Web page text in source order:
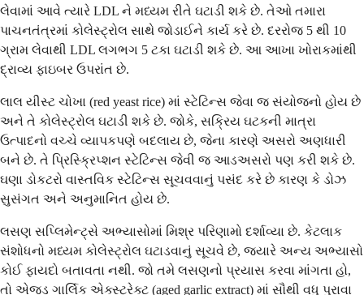
લેવામાં આવે ત્યારે LDL ને મધ્યમ રીતે ઘટાડી શકે છે. તેઓ તમારા
પાચનતંત્રમાં કોલેસ્ટ્રોલ સાથે જોડાઈને કાર્ય કરે છે. દરરોજ 5 થી 10
ગ્રામ લેવાથી LDL લગભગ 5 ટકા ઘટાડી શકે છે. આ આખા ખોરાકમાંથી
દ્રાવ્ય ફાઇબર ઉપરાંત છે.
લાલ યીસ્ટ ચોખા (red yeast rice) માં સ્ટેટિન્સ જેવા જ સંયોજનો હોય છે
અને તે કોલેસ્ટ્રોલ ઘટાડી શકે છે. જોકે, સક્રિય ઘટકની માત્રા
ઉત્પાદનો વચ્ચે વ્યાપકપણે બદલાય છે, જેના કારણે અસરો અણધારી
બને છે. તે પ્રિસ્ક્રિપ્શન સ્ટેટિન્સ જેવી જ આડઅસરો પણ કરી શકે છે.
ઘણા ડોકટરો વાસ્તવિક સ્ટેટિન્સ સૂચવવાનું પસંદ કરે છે કારણ કે ડોઝ
સુસંગત અને અનુમાનિત હોય છે.
લસણ સપ્લિમેન્ટ્સે અભ્યાસોમાં મિશ્ર પરિણામો દર્શાવ્યા છે. કેટલાક
સંશોધનો મધ્યમ કોલેસ્ટ્રોલ ઘટાડવાનું સૂચવે છે, જ્યારે અન્ય અભ્યાસો
કોઈ ફાયદો બતાવતા નથી. જો તમે લસણનો પ્રયાસ કરવા માંગતા હો,
તો એજ્ડ ગાર્લિક એક્સ્ટ્રેક્ટ (aged garlic extract) માં સૌથી વધુ પુરાવા